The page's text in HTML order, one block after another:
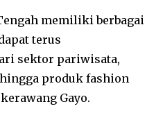
memiliki berbagai
terus
sektor pariwisata,
produk fashion
Gayo.